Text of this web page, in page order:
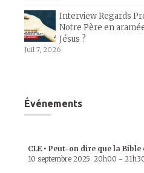
Interview Regards
Notre Père en
Jésus ?
Juil 7, 2026
Événements
CLE • Peut-on dire que la
10 septembre 2025 20h00 -